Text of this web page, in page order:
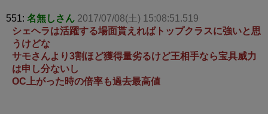
551: 名無しさん 2017/07/08(土) 15:08:51.519
シェヘラは活躍する場面貰えればトップクラスに強いと思
うけどな
サモさんより3割ほど獲得量劣るけど王相手なら宝具威力
は申し分ないし
OC上がった時の倍率も過去最高値